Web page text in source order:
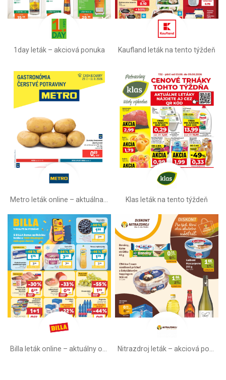
1day leták – akciová ponuka Kaufland leták na tento týždeň
Klas leták na tento týždeň
Billa leták online –⁠ aktuálny od stredy Nitrazdroj leták –⁠ akciová ponuka